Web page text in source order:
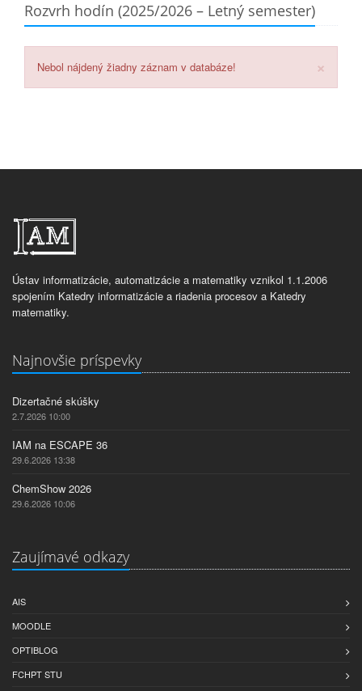
Rozvrh hodín (2025/2026 – Letný semester)
×
Nebol nájdený žiadny záznam v databáze!
Ústav informatizácie, automatizácie a matematiky vznikol 1.1.2006
spojením Katedry informatizácie a riadenia procesov a Katedry
matematiky.
Najnovšie príspevky
Dizertačné skúšky
2.7.2026 10:00
IAM na ESCAPE 36
29.6.2026 13:38
ChemShow 2026
29.6.2026 10:06
Zaujímavé odkazy
AIS
MOODLE
OPTIBLOG
FCHPT STU